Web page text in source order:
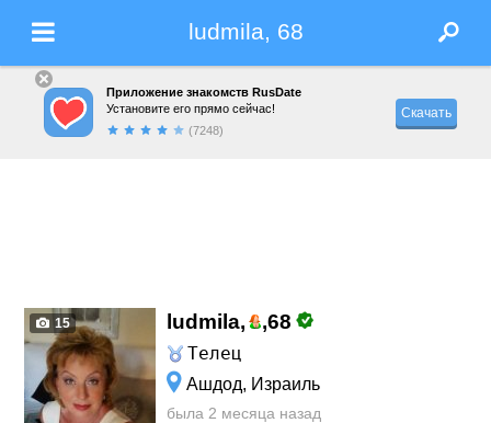
ludmila, 68
Приложение знакомств RusDate
Установите его прямо сейчас!
(7248)
Скачать
15 ludmila, ,68
Телец
Ашдод, Израиль
была 2 месяца назад